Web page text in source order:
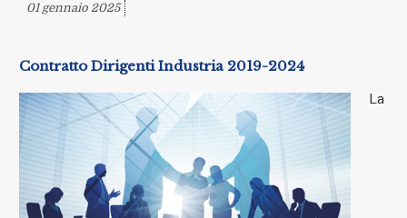
01 gennaio 2025
Contratto Dirigenti Industria 2019-2024
La